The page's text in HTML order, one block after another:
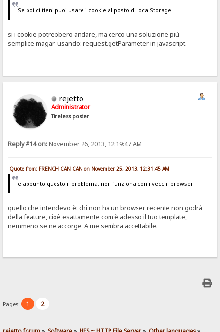
Se poi ci tieni puoi usare i cookie al posto di localStorage.
si i cookie potrebbero andare, ma cerco una soluzione più
semplice magari usando: request.getParameter in javascript.
rejetto
Administrator
Tireless poster
Reply #14 on:November 26, 2013, 12:19:47 AM
Quote from: FRENCH CAN CAN on November 25, 2013, 12:31:45 AM
e appunto questo il problema, non funziona con i vecchi browser.
quello che intendevo è: chi non ha un browser recente non godrà
della feature, cioè esattamente com'è adesso il tuo template,
nemmeno se ne accorge. A me sembra accettabile.
Pages: 1 2